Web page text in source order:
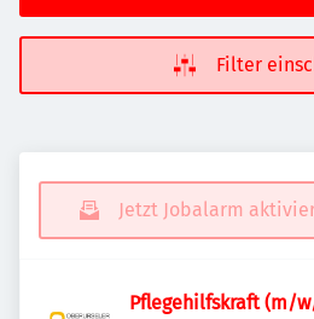
Filter
Jetzt Jobalarm
Pflegehilfskraft (m/